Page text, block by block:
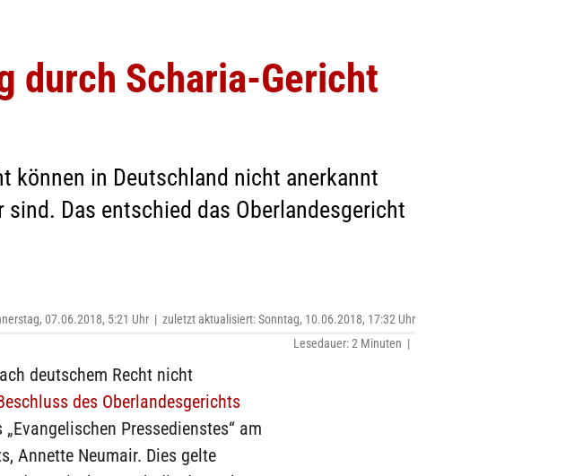
durch Scharia-Gericht
können in Deutschland nicht anerkannt
Das entschied das Oberlandesgericht
07.06.2018, 5:21 Uhr | zuletzt aktualisiert: Sonntag, 10.06.2018, 17:32 Uhr
Lesedauer: 2 Minuten |
deutschem Recht nicht
des Oberlandesgerichts
Pressedienstes“ am
Annette Neumair. Dies gelte